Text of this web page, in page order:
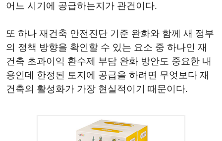
어느 시기에 공급하는지가 관건이다.
또 하나 재건축 안전진단 기준 완화와 함께 새 정부
의 정책 방향을 확인할 수 있는 요소 중 하나인 재
건축 초과이익 환수제 부담 완화 방안도 중요한 내
용인데 한정된 토지에 공급을 하려면 무엇보다 재
건축의 활성화가 가장 현실적이기 때문이다.